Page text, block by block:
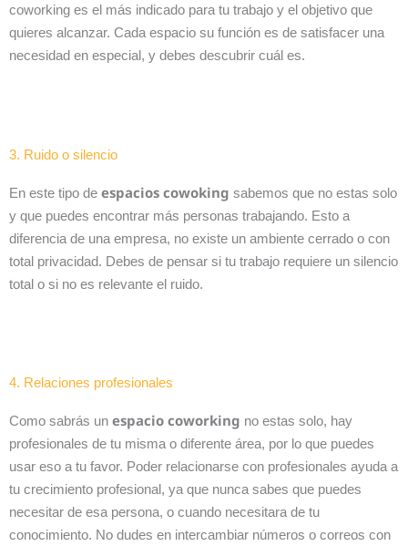
coworking es el más indicado para tu trabajo y el objetivo que
quieres alcanzar. Cada espacio su función es de satisfacer una
necesidad en especial, y debes descubrir cuál es.
3. Ruido o silencio
En este tipo de espacios cowoking sabemos que no estas solo
y que puedes encontrar más personas trabajando. Esto a
diferencia de una empresa, no existe un ambiente cerrado o con
total privacidad. Debes de pensar si tu trabajo requiere un silencio
total o si no es relevante el ruido.
4. Relaciones profesionales
Como sabrás un espacio coworking no estas solo, hay
profesionales de tu misma o diferente área, por lo que puedes
usar eso a tu favor. Poder relacionarse con profesionales ayuda a
tu crecimiento profesional, ya que nunca sabes que puedes
necesitar de esa persona, o cuando necesitara de tu
conocimiento. No dudes en intercambiar números o correos con